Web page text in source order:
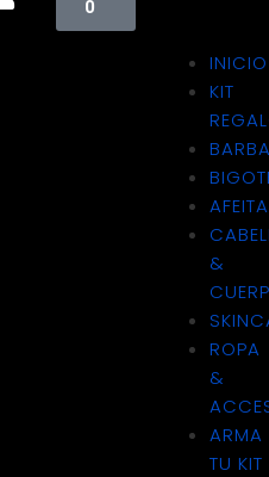
0
INICIO
KIT
&
ROPA
&
ARMA
TU KIT